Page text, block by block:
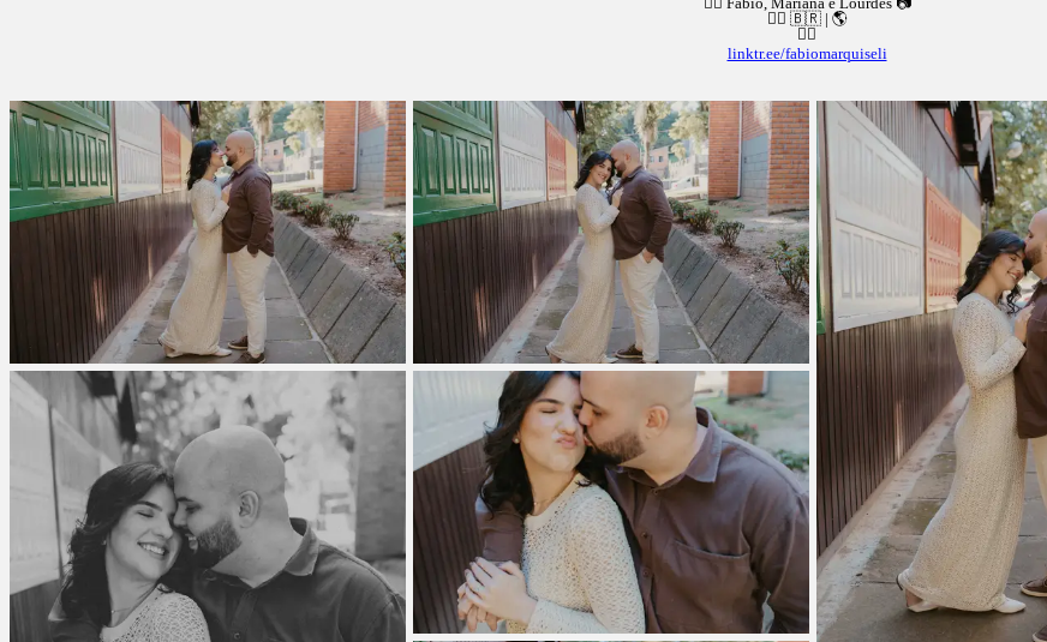
👉🏻 🇧🇷 | 🌎
👇🏻
linktr.ee/fabiomarquiseli